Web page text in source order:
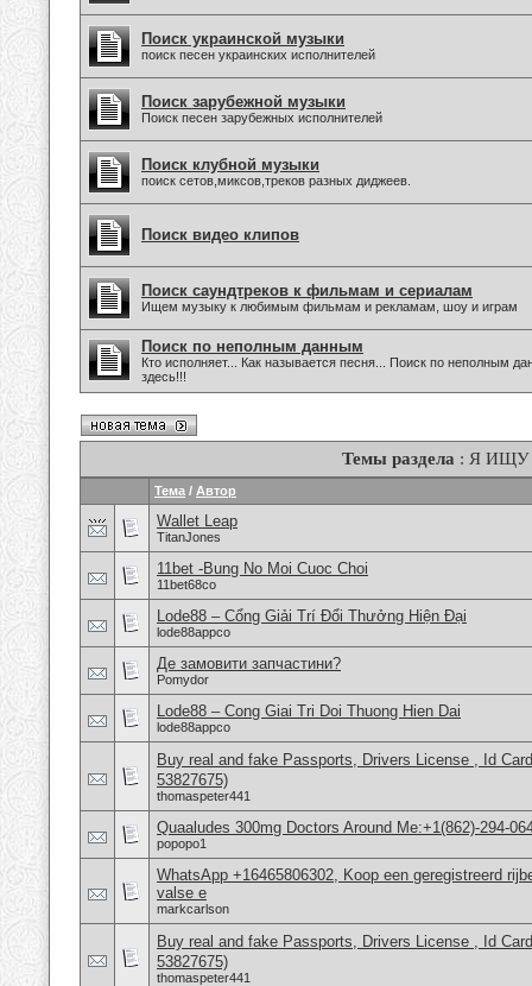
Поиск украинской музыки
поиск песен украинских исполнителей
Поиск зарубежной музыки
Поиск песен зарубежных исполнителей
Поиск клубной музыки
поиск сетов,миксов,треков разных диджеев.
Поиск видео клипов
Поиск саундтреков к фильмам и сериалам
Ищем музыку к любимым фильмам и рекламам, шоу и играм
Поиск по неполным данным
Кто исполняет... Как называется песня... Поиск по неполным
здесь!!!
Темы раздела : Я ИЩУ
Тема / Автор
Wallet Leap
TitanJones
11bet -Bung No Moi Cuoc Choi
11bet68co
Lode88 – Cổng Giải Trí Đổi Thưởng Hiện Đại
lode88appco
Де замовити запчастини?
Pomydor
Lode88 – Cong Giai Tri Doi Thuong Hien Dai
lode88appco
Buy real and fake Passports, Drivers License , Id
53827675)
thomaspeter441
Quaaludes 300mg Doctors Around Me:+1(862)-294-
popopo1
WhatsApp +16465806302, Koop een geregistreerd
valse e
markcarlson
Buy real and fake Passports, Drivers License , Id
53827675)
thomaspeter441